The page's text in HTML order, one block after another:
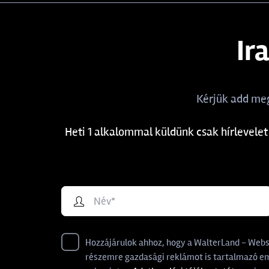
Kérjük add
Heti 1 alkalommal küldünk csak hírlevelet
Hozzájárulok ahhoz, hogy a WalterLand -
részemre gazdasági reklámot is tartalmazó